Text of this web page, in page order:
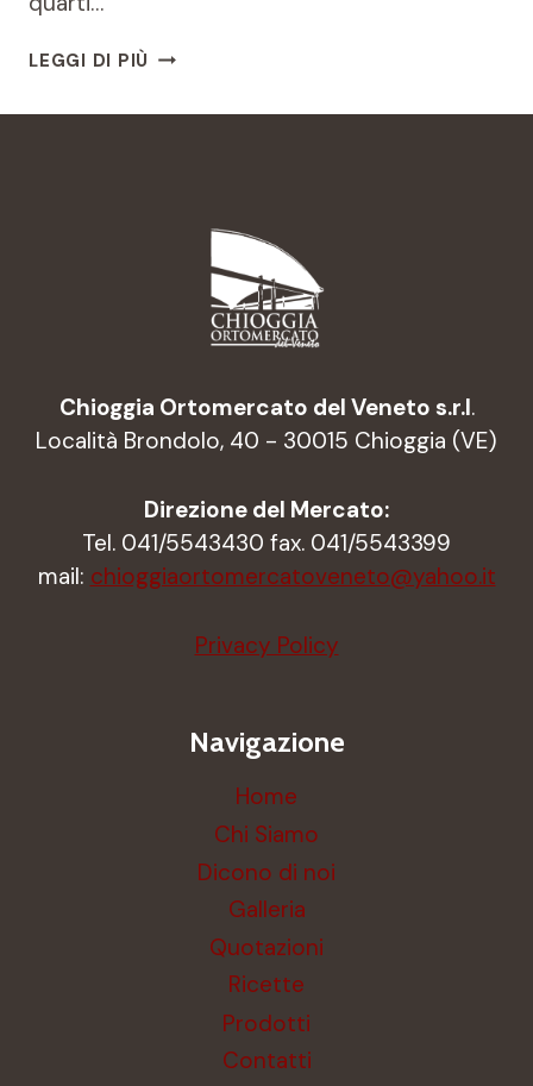
LEGGI DI PIÙ RANA
Chioggia Ortomercato del Veneto s.r.l.
Località Brondolo, 40 - 30015 Chioggia (VE)
Direzione del Mercato:
Tel. 041/5543430 fax. 041/5543399
mail: chioggiaortomercatoveneto@yahoo.it
Privacy Policy
Navigazione
Home
Chi Siamo
Dicono di noi
Galleria
Quotazioni
Ricette
Prodotti
Contatti